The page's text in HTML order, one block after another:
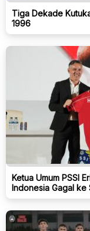
Tiga Dekade
1996
Ketua Umum PSSI
Indonesia Gagal ke